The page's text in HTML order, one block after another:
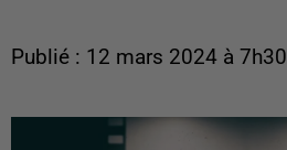
Publié : 12 mars 2024 à 7h30